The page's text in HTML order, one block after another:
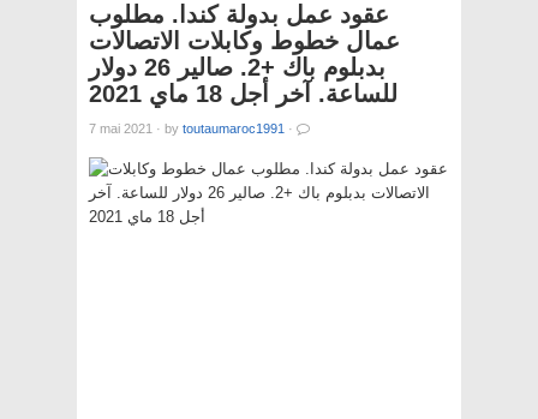
عقود عمل بدولة كندا. مطلوب
عمال خطوط وكابلات الاتصالات
بدبلوم باك +2. صالير 26 دولار
للساعة. آخر أجل 18 ماي 2021
7 mai 2021 · by toutaumaroc1991 ·